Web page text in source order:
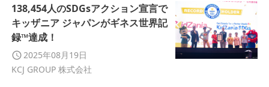
138,454人のSDGsアクション宣言で
キッザニア ジャパンがギネス世界記
録™達成！
2025年08月19日
KCJ GROUP 株式会社